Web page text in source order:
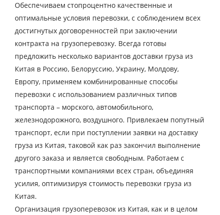
Обеспечиваем стопроцентно качественные и
оптимальные условия перевозки, с соблюдением всех
достигнутых договоренностей при заключении
контракта на грузоперевозку. Всегда готовы
предложить несколько вариантов доставки груза из
Китая в Россию, Белоруссию, Украину, Молдову,
Европу, применяем комбинированные способы
перевозки с использованием различных типов
транспорта – морского, автомобильного,
железнодорожного, воздушного. Привлекаем попутный
транспорт, если при поступлении заявки на доставку
груза из Китая, таковой как раз закончил выполнение
другого заказа и является свободным. Работаем с
транспортными компаниями всех стран, объединяя
усилия, оптимизируя стоимость перевозки груза из
Китая.
Организация грузоперевозок из Китая, как и в целом
Узнать стоимость